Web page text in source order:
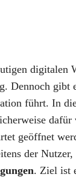
digitalen
Dennoch gibt
führt. In
geöffnet
der
. Ziel ist